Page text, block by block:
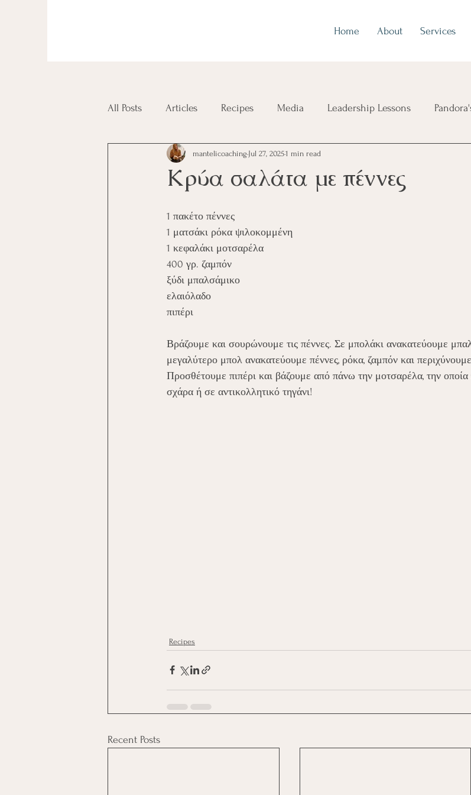
Home About Services
All Posts Articles Recipes Media Leadership Lessons
Diplomas and Certificates
Κρύα σαλάτα με πέννες
mantelicoaching Jul 27, 20251 min read
1 πακέτο πέννες
1 ματσάκι ρόκα ψιλοκομμένη
1 κεφαλάκι μοτσαρέλα
400 γρ. ζαμπόν
ξύδι μπαλσάμικο
ελαιόλαδο
πιπέρι
Βράζουμε και σουρώνουμε τις πέννες. Σε μπολάκι ανακατεύουμε
μεγαλύτερο μπολ ανακατεύουμε πέννες, ρόκα, ζαμπόν και
Προσθέτουμε πιπέρι και βάζουμε από πάνω την μοτσαρέλα, την
σχάρα ή σε αντικολλητικό τηγάνι!
Recipes
Recent Posts